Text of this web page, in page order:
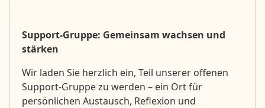
Support-Gruppe: Gemeinsam wachsen und
stärken
Wir laden Sie herzlich ein, Teil unserer offenen
Support-Gruppe zu werden – ein Ort für
persönlichen Austausch, Reflexion und